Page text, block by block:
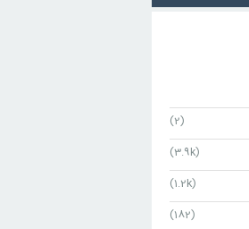
(2)
(3.9k)
(1.2k)
(182)